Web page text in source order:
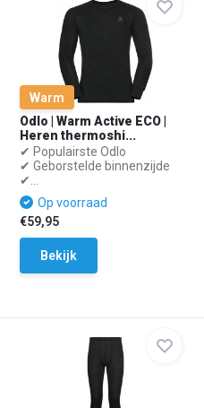
Warm
Odlo | Warm Active ECO |
Heren thermoshi...
✔ Populairste Odlo
✔ Geborstelde binnenzijde
✔...
Op voorraad
€59,95
Bekijk